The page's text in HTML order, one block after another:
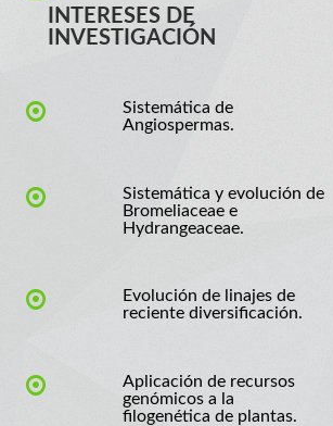
INTERESES DE
INVESTIGACIÓN
Sistemática de
Angiospermas.
Sistemática y evolución de
Bromeliaceae e
Hydrangeaceae.
Evolución de linajes de
reciente diversificación.
Aplicación de recursos
genómicos a la
filogenética de plantas.